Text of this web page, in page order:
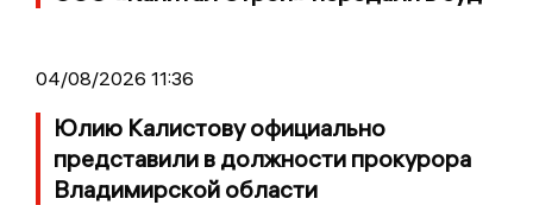
04/08/2026 11:36
Юлию Калистову официально
представили в должности прокурора
Владимирской области